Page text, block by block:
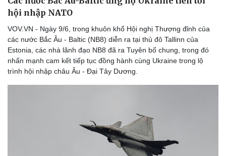
Doanh nghiệp
Thông tin doanh nghiệp
Doanh nghiệp 24h
Công nghệ
Sành điệu
Tin Công nghệ
hội nhập NATO
VOV.VN - Ngày 9/6, trong khuôn khổ Hội nghị Thượng đỉnh của
các nước Bắc Âu - Baltic (NB8) diễn ra tại thủ đô Tallinn của
Estonia, các nhà lãnh đạo NB8 đã ra Tuyên bố chung, trong đó
nhấn mạnh cam kết tiếp tục đồng hành cùng Ukraine trong lộ
trình hội nhập châu Âu - Đại Tây Dương.